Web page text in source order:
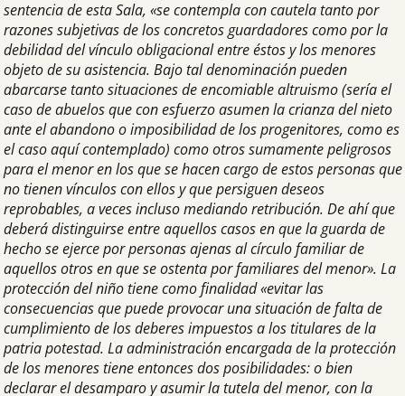
sentencia de esta Sala, «se contempla con cautela tanto por
razones subjetivas de los concretos guardadores como por la
debilidad del vínculo obligacional entre éstos y los menores
objeto de su asistencia. Bajo tal denominación pueden
abarcarse tanto situaciones de encomiable altruismo (sería el
caso de abuelos que con esfuerzo asumen la crianza del nieto
ante el abandono o imposibilidad de los progenitores, como es
el caso aquí contemplado) como otros sumamente peligrosos
para el menor en los que se hacen cargo de estos personas que
no tienen vínculos con ellos y que persiguen deseos
reprobables, a veces incluso mediando retribución. De ahí que
deberá distinguirse entre aquellos casos en que la guarda de
hecho se ejerce por personas ajenas al círculo familiar de
aquellos otros en que se ostenta por familiares del menor». La
protección del niño tiene como finalidad «evitar las
consecuencias que puede provocar una situación de falta de
cumplimiento de los deberes impuestos a los titulares de la
patria potestad. La administración encargada de la protección
de los menores tiene entonces dos posibilidades: o bien
declarar el desamparo y asumir la tutela del menor, con la